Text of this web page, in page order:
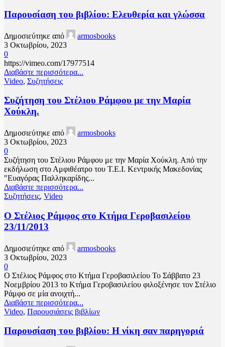
Παρουσίαση του βιβλίου: Ελευθερία και γλώσσα
Δημοσιεύτηκε από
armosbooks
3 Οκτωβρίου, 2023
0
https://vimeo.com/17977514
Διαβάστε περισσότερα...
Video, Συζητήσεις
Συζήτηση του Στέλιου Ράμφου με την Μαρία
Χούκλη.
Δημοσιεύτηκε από
armosbooks
3 Οκτωβρίου, 2023
0
Συζήτηση του Στέλιου Ράμφου με την Μαρία Χούκλη. Από την
εκδήλωση στο Αμφιθέατρο του Τ.Ε.Ι. Κεντρικής Μακεδονίας
"Ευαγόρας Παλληκαρίδης...
Διαβάστε περισσότερα...
Συζητήσεις, Video
Ο Στέλιος Ράμφος στο Κτήμα Γεροβασιλείου
23/11/2013
Δημοσιεύτηκε από
armosbooks
3 Οκτωβρίου, 2023
0
Ο Στέλιος Ράμφος στο Κτήμα Γεροβασιλείου Το Σάββατο 23
Νοεμβρίου 2013 το Κτήμα Γεροβασιλείου φιλοξένησε τον Στέλιο
Ράμφο σε μία ανοιχτή...
Διαβάστε περισσότερα...
Video, Παρουσιάσεις βιβλίων
Παρουσίαση του βιβλίου: Η νίκη σαν παρηγοριά